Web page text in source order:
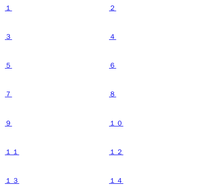
１ ２
３ ４
５ ６
７ ８
９ １０
１１ １２
１３ １４